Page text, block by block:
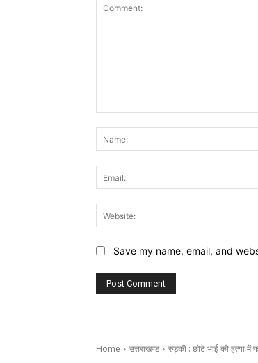
Save my name, email, and